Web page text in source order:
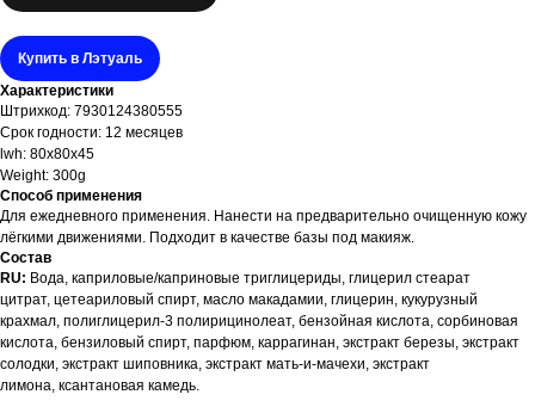
Купить в Лэтуаль
Характеристики
Штрихкод: 7930124380555
Срок годности: 12 месяцев
lwh: 80x80x45
Weight: 300g
Способ применения
Для ежедневного применения. Нанести на предварительно очищенную кожу
лёгкими движениями. Подходит в качестве базы под макияж.
Состав
RU: Вода, каприловые/каприновые триглицериды, глицерил стеарат
цитрат, цетеариловый спирт, масло макадамии, глицерин, кукурузный
крахмал, полиглицерил-3 полирицинолеат, бензойная кислота, сорбиновая
кислота, бензиловый спирт, парфюм, каррагинан, экстракт березы, экстракт
солодки, экстракт шиповника, экстракт мать-и-мачехи, экстракт
лимона, ксантановая камедь.